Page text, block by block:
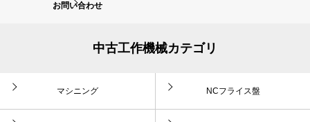
お問い合わせ
中古工作機械カテゴリ
マシニング NCフライス盤